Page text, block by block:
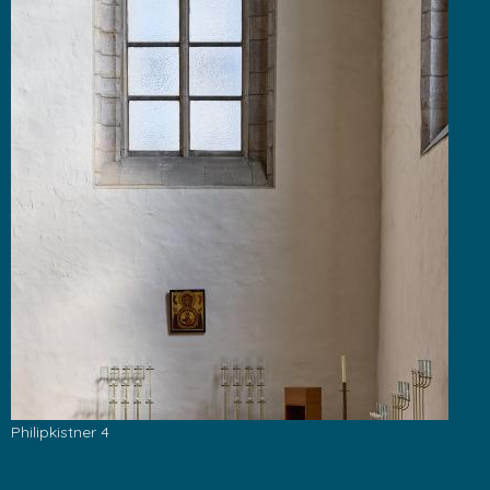
Philipkistner 4